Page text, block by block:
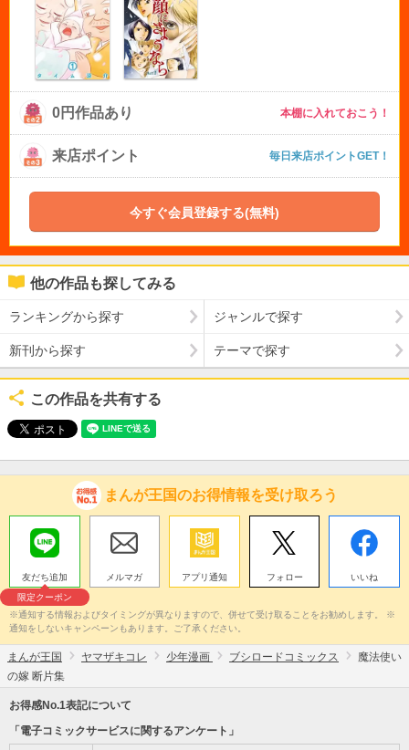
0円作品あり 本棚に入れておこう！
来店ポイント 毎日来店ポイントGET！
今すぐ会員登録する(無料)
他の作品も探してみる
ランキングから探す ジャンルで探す
新刊から探す テーマで探す
この作品を共有する
まんが王国のお得情報を受け取ろう
友だち追加
限定クーポン
メルマガ アプリ通知 フォロー いいね
※通知する情報およびタイミングが異なりますので、併せて受け取ることをお勧めします。 ※
通知をしないキャンペーンもあります。ご了承ください。
まんが王国 ヤマザキコレ 少年漫画 ブシロードコミックス
魔法使い
の嫁 断片集
お得感No.1表記について
「電子コミックサービスに関するアンケート」